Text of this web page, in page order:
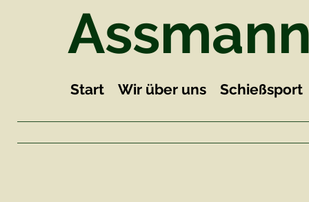
Assma
Start Wir über uns Schießsport